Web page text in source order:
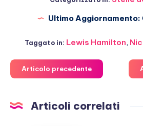
Ultimo Aggiornamento:
Taggato in: Lewis Hamilton,
Articolo precedente
Articoli correlati